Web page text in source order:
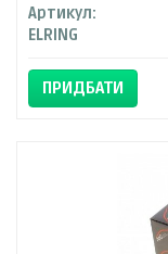
Артикул:
ELRING
ПРИДБАТИ